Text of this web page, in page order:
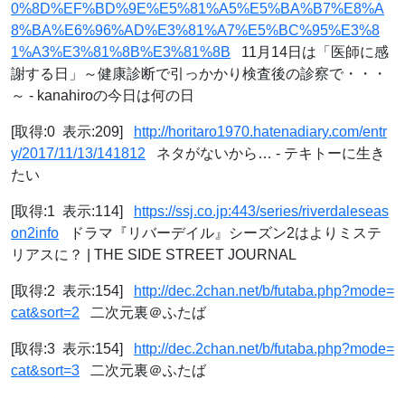
0%8D%EF%BD%9E%E5%81%A5%E5%BA%B7%E8%A
8%BA%E6%96%AD%E3%81%A7%E5%BC%95%E3%8
1%A3%E3%81%8B%E3%81%8B 11月14日は「医師に感
謝する日」～健康診断で引っかかり検査後の診察で・・・
～ - kanahiroの今日は何の日
[取得:0 表示:209]
http://horitaro1970.hatenadiary.com/entr
y/2017/11/13/141812 ネタがないから… - テキトーに生き
たい
[取得:1 表示:114]
https://ssj.co.jp:443/series/riverdaleseas
on2info ドラマ『リバーデイル』シーズン2はよりミステ
リアスに？ | THE SIDE STREET JOURNAL
[取得:2 表示:154]
http://dec.2chan.net/b/futaba.php?mode=
cat&sort=2 二次元裏＠ふたば
[取得:3 表示:154]
http://dec.2chan.net/b/futaba.php?mode=
cat&sort=3 二次元裏＠ふたば